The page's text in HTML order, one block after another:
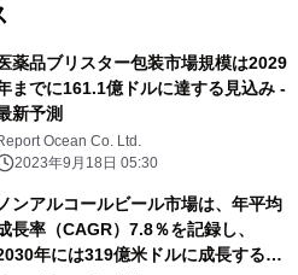
薬品ブリスター包装市場規模は2029
までに161.1億ドルに達する見込み -
新予測
Ocean Co. Ltd.
2023年9月18日 05:30
ノンアルコールビール市場は、年平均
長率（CAGR）7.8％を記録し、
年には319億米ドルに成長すると